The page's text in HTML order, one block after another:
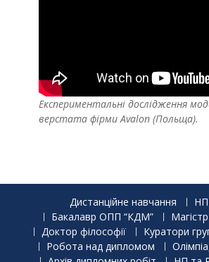
Експериментальні дослідження
верстата фірми Avalon (Польща).
Дистанційне навчання
Бакалавр ОПП “КДМ”
Доктор філософії
Куратори
Робота над дипломом